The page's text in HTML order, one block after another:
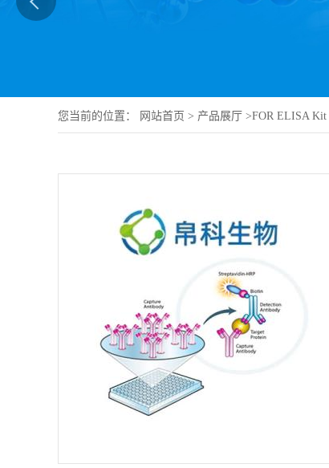
您当前的位置： 网站首页 > 产品展厅 >FOR ELISA Kit